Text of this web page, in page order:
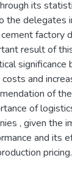
its
the delegates
factory
result of
significance
and
of
of
, given the
and its
pricing.